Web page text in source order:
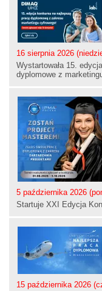
16 sierpnia 2026
Wystartowała 15.
dyplomowe z
5 października 2026
Startuje XXI Edycja
15 października 2026